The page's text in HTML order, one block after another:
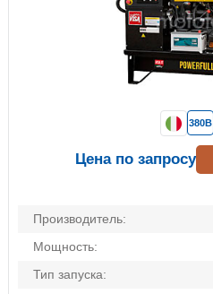
Производитель:
Мощность:
Тип запуска:
380В
Цена по запросу